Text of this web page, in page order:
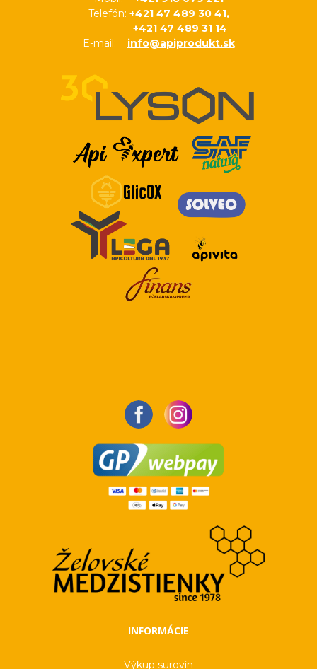
Telefón: +421 47 489 30 41,
+421 47 489 31 14
E-mail: info@apiprodukt.sk
INFORMÁCIE
Výkup surovín